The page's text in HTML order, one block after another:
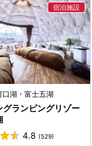
口湖・富士五湖
グランピングリゾー
4.8 (529)